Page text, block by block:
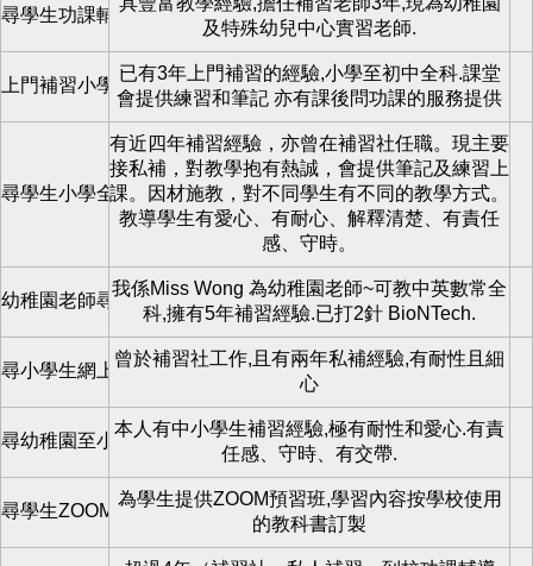
尋學生功課輔導班/專科補習私補/zoom
及特殊幼兒中心實習老師.
上門補習小學至初中全科
已有3年上門補習的經驗,小學至初中全科.課堂
會提供練習和筆記 亦有課後問功課的服務提供
尋學生小學全科
有近四年補習經驗，亦曾在補習社任職。現主要
接私補，對教學抱有熱誠，會提供筆記及練習上
課。因材施教，對不同學生有不同的教學方式。
教導學生有愛心、有耐心、解釋清楚、有責任
感、守時。
幼稚園老師尋學生上可上門補
我係Miss Wong 為幼稚園老師~可教中英數常全
科,擁有5年補習經驗.已打2針 BioNTech.
尋小學生網上zoom教學
曾於補習社工作,且有兩年私補經驗,有耐性且細
心
尋幼稚園至小學全科補習
本人有中小學生補習經驗,極有耐性和愛心.有責
任感、守時、有交帶.
尋學生ZOOM預習班
為學生提供ZOOM預習班,學習內容按學校使用
的教科書訂製